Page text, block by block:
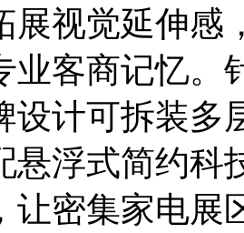
展视觉延伸感
业客商记忆。
设计可拆装多
悬浮式简约科
让密集家电展